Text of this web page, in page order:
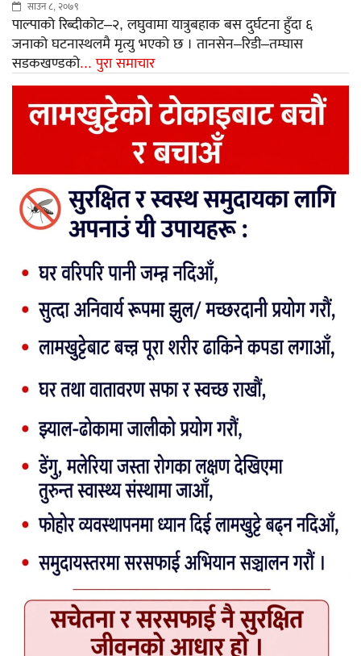
साउन ८, २०७९
पाल्पाको रिब्दीकोट–२, लघुवामा यात्रुबहाक बस दुर्घटना हुँदा ६
जनाको घटनास्थलमै मृत्यु भएको छ । तानसेन–रिडी–तम्घास
सडकखण्डको... पुरा समाचार